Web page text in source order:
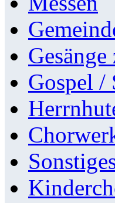
Gospel /